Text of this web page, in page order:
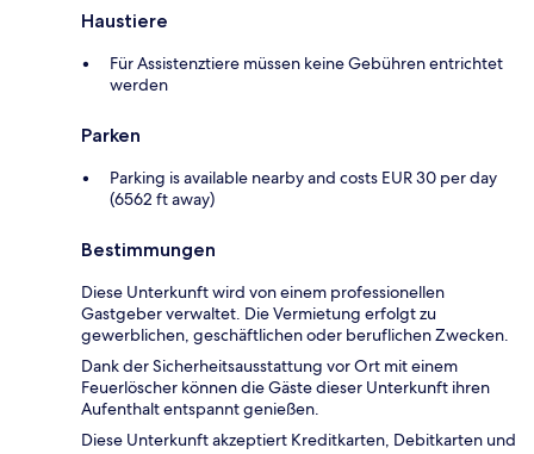
Haustiere
Für Assistenztiere müssen keine Gebühren entrichtet
werden
Parken
Parking is available nearby and costs EUR 30 per day
(6562 ft away)
Bestimmungen
Diese Unterkunft wird von einem professionellen
Gastgeber verwaltet. Die Vermietung erfolgt zu
gewerblichen, geschäftlichen oder beruflichen Zwecken.
Dank der Sicherheitsausstattung vor Ort mit einem
Feuerlöscher können die Gäste dieser Unterkunft ihren
Aufenthalt entspannt genießen.
Diese Unterkunft akzeptiert Kreditkarten, Debitkarten und